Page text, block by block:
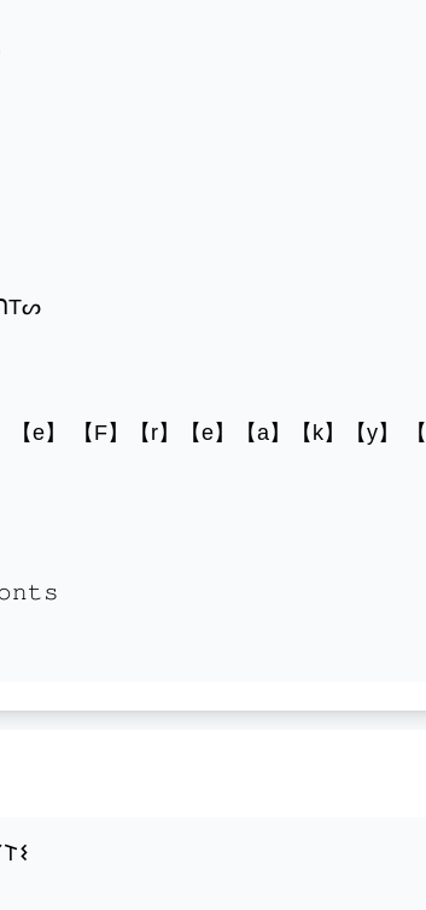
【e】 【F】【r】【e】【a】【k】【y】